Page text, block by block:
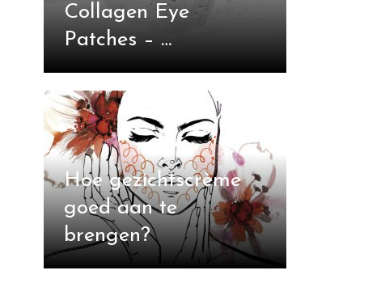
Collagen Eye
Patches – …
Hoe gezichtscrème
goed aan te
brengen?